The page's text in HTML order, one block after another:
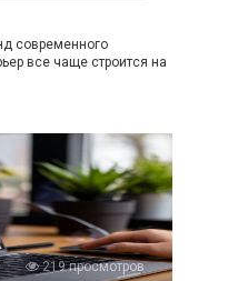
современного
все чаще строится на
219 просмотров